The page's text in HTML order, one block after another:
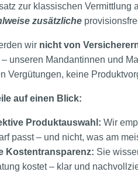
zur klassischen
zusätzliche
wir nicht von
unseren Mandantinnen und
Vergütungen, keine
auf einen Blick:
Produktauswahl: Wir
passt – und nicht, was am
Kostentransparenz: Sie
kostet – klar und